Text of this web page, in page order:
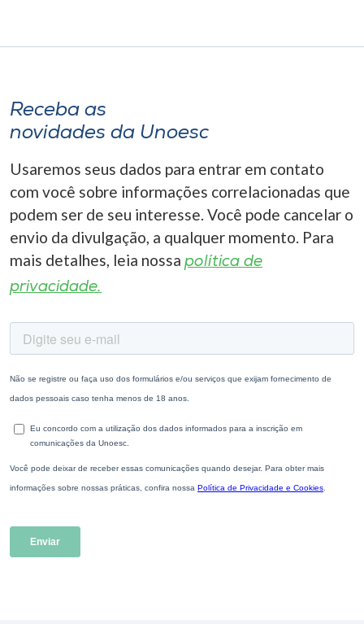
Receba as
novidades da Unoesc
Usaremos seus dados para entrar em contato
com você sobre informações correlacionadas que
podem ser de seu interesse. Você pode cancelar o
envio da divulgação, a qualquer momento. Para
mais detalhes, leia nossa política de
privacidade.